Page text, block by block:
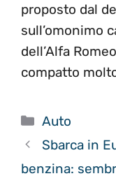
proposto dal
sull’omonimo
dell’Alfa
compatto
Categorie
Auto
Sbarca in
benzina: